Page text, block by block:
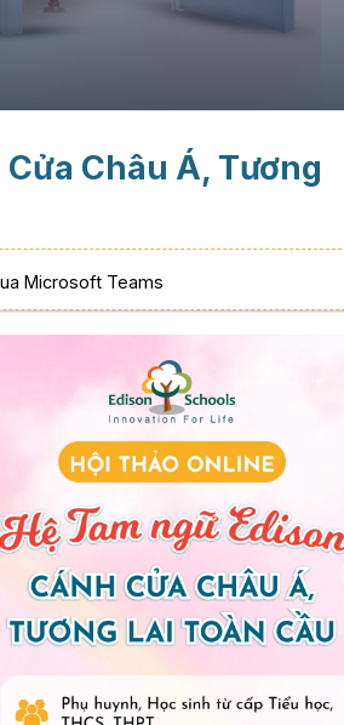
Châu Á, Tương
Microsoft Teams